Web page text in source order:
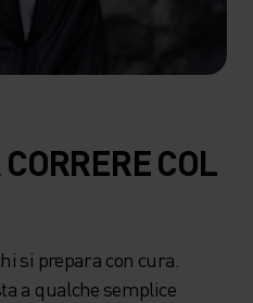
COL
si prepara con cura.
a qualche semplice